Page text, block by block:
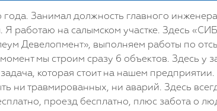
Занимал должность главного
Я работаю на салымском участке. Здесь
Девелопмент», выполняем работы по
мы строим сразу 6 объектов. Здесь у
которая стоит на нашем
ни травмированных, ни аварий. Здесь
проезд бесплатно, плюс забота о